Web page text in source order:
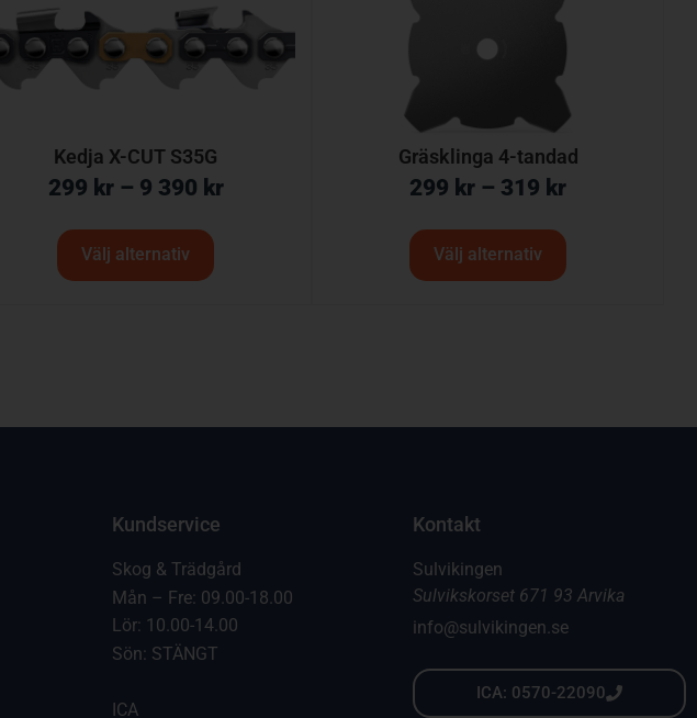
Kedja X-CUT S35G
299 kr – 9 390 kr
Välj alternativ
Gräsklinga 4-tandad
299 kr – 319 kr
Välj alternativ
Kundservice
Skog & Trädgård
Mån – Fre: 09.00-18.00
Lör: 10.00-14.00
Sön: STÄNGT
ICA
Kontakt
Sulvikingen
Sulvikskorset 671 93 Arvika
info@sulvikingen.se
ICA: 0570-22090